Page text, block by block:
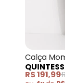
Calça
QUINTESS
R$ 191,99